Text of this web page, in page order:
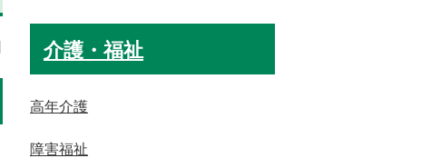
介護・福祉
高年介護
障害福祉